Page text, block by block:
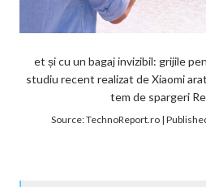
et și cu un bagaj invizibil: grijile
studiu recent realizat de Xiaomi
tem de spargeri
Source:TechnoReport.ro|